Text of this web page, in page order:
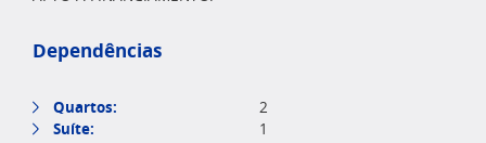
Dependências
Quartos: 2
Suíte: 1